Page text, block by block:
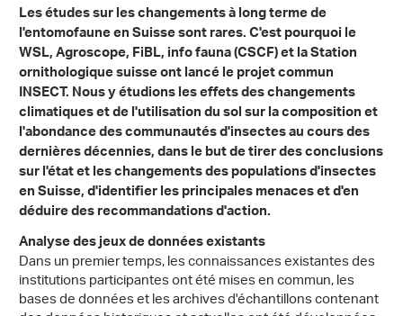
Les études sur les changements à long terme de
l'entomofaune en Suisse sont rares. C'est pourquoi le
WSL, Agroscope, FiBL, info fauna (CSCF) et la Station
ornithologique suisse ont lancé le projet commun
INSECT. Nous y étudions les effets des changements
climatiques et de l'utilisation du sol sur la composition et
l'abondance des communautés d'insectes au cours des
dernières décennies, dans le but de tirer des conclusions
sur l'état et les changements des populations d'insectes
en Suisse, d'identifier les principales menaces et d'en
déduire des recommandations d'action.
Analyse des jeux de données existants
Dans un premier temps, les connaissances existantes des
institutions participantes ont été mises en commun, les
bases de données et les archives d'échantillons contenant